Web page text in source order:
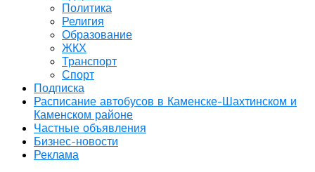
Политика
Религия
Образование
ЖКХ
Транспорт
Спорт
Подписка
Расписание автобусов в Каменске-Шахтинском и
Каменском районе
Частные объявления
Бизнес-новости
Реклама